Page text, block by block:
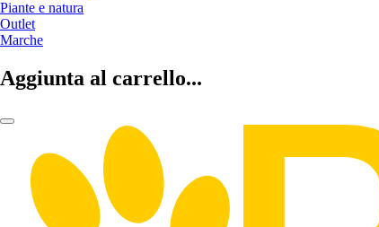
Piante e natura
Outlet
Marche
Aggiunta al carrello...